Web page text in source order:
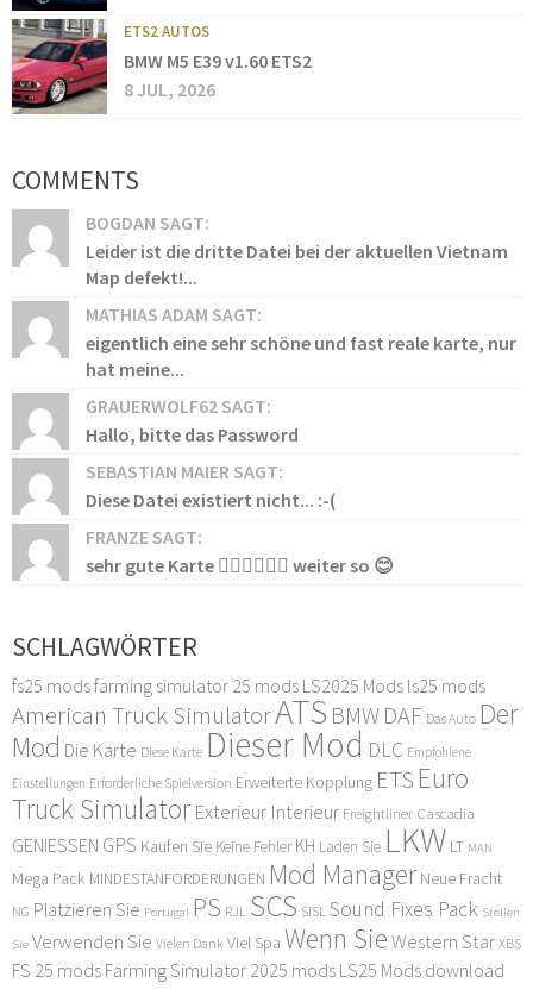
ETS2 AUTOS
BMW M5 E39 v1.60 ETS2
8 JUL, 2026
COMMENTS
BOGDAN SAGT:
Leider ist die dritte Datei bei der aktuellen Vietnam
Map defekt!...
MATHIAS ADAM SAGT:
eigentlich eine sehr schöne und fast reale karte, nur
hat meine...
GRAUERWOLF62 SAGT:
Hallo, bitte das Password
SEBASTIAN MAIER SAGT:
Diese Datei existiert nicht... :-(
FRANZE SAGT:
sehr gute Karte 👍🏻👍🏻👍🏻 weiter so 😊
SCHLAGWÖRTER
fs25 modsfarming simulator 25 mods LS2025 Mods ls25 mods
American Truck SimulatorATS BMW DAF Das Auto Der
Mod Die Karte Diese Karte Dieser Mod DLC Empfohlene
Einstellungen Erforderliche Spielversion Erweiterte Kopplung ETS Euro
Truck Simulator Exterieur Interieur Freightliner Cascadia
GENIESSEN GPS Kaufen Sie Keine Fehler KH Laden Sie LKW LT MAN
Mega Pack MINDESTANFORDERUNGEN Mod Manager Neue Fracht
NG Platzieren Sie Portugal PS RJL SCS SISLSound Fixes Pack Stellen
Sie Verwenden Sie Vielen Dank Viel Spa Wenn Sie Western Star XBS
FS 25 mods Farming Simulator 2025 mods LS25 Mods download